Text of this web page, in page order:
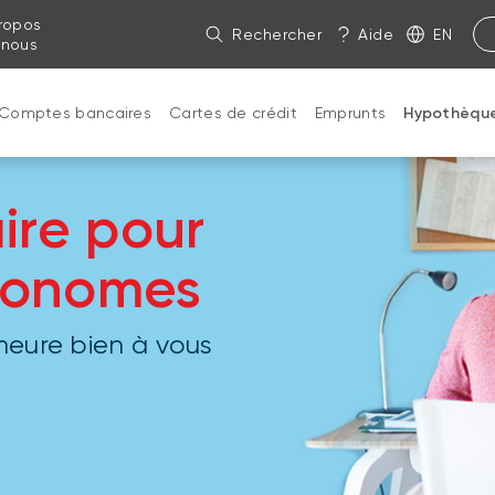
Rechercher Aide EN
Comptes bancaires Cartes de crédit Emprunts
pour
bien à vous